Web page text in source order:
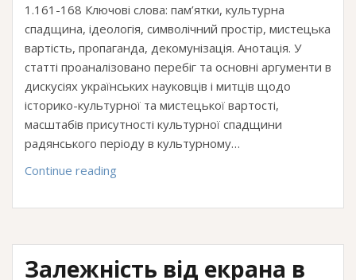
1.161-168 Ключові слова: пам’ятки, культурна
спадщина, ідеологія, символічний простір, мистецька
вартість, пропаганда, декомунізація. Анотація. У
статті проаналізовано перебіг та основні аргументи в
дискусіях українських науковців і митців щодо
історико-культурної та мистецької вартості,
масштабів присутності культурної спадщини
радянського періоду в культурному…
Continue reading
радянського
в
публічному
Залежність від екрана в